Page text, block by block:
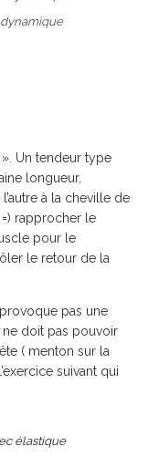
Un tendeur type
longueur,
à la cheville de
rapprocher le
pour le
le retour de la
pas une
ne doit pas pouvoir
( menton sur la
suivant qui